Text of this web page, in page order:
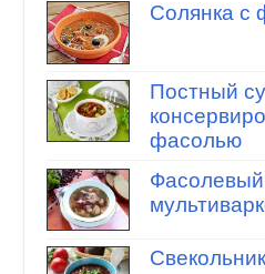
Солянка с
Постный
фасолью
Фасолевый